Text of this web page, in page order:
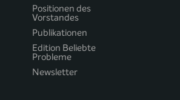
Positionen des
Vorstandes
Publikationen
Edition Beliebte
Probleme
Newsletter